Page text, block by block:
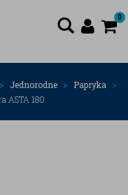
0
Jednorodne
Papryka
ASTA 180